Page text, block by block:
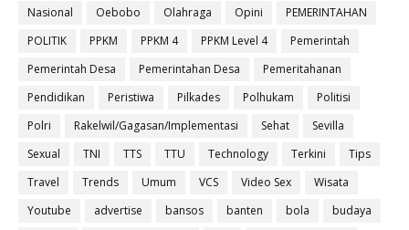
Nasional
Oebobo Olahraga Opini
PEMERINTAHAN
POLITIK
PPKM PPKM 4 PPKM Level 4
Pemerintah
Pemerintah Desa
Pemerintahan Desa
Pemeritahanan
Pendidikan
Peristiwa Pilkades Polhukam
Politisi
Polri
Rakelwil/Gagasan/Implementasi Sehat
Sevilla
Sexual
TNI TTS TTU Technology Terkini
Tips
Travel
Trends Umum VCS Video Sex
Wisata
Youtube
advertise bansos banten bola
budaya